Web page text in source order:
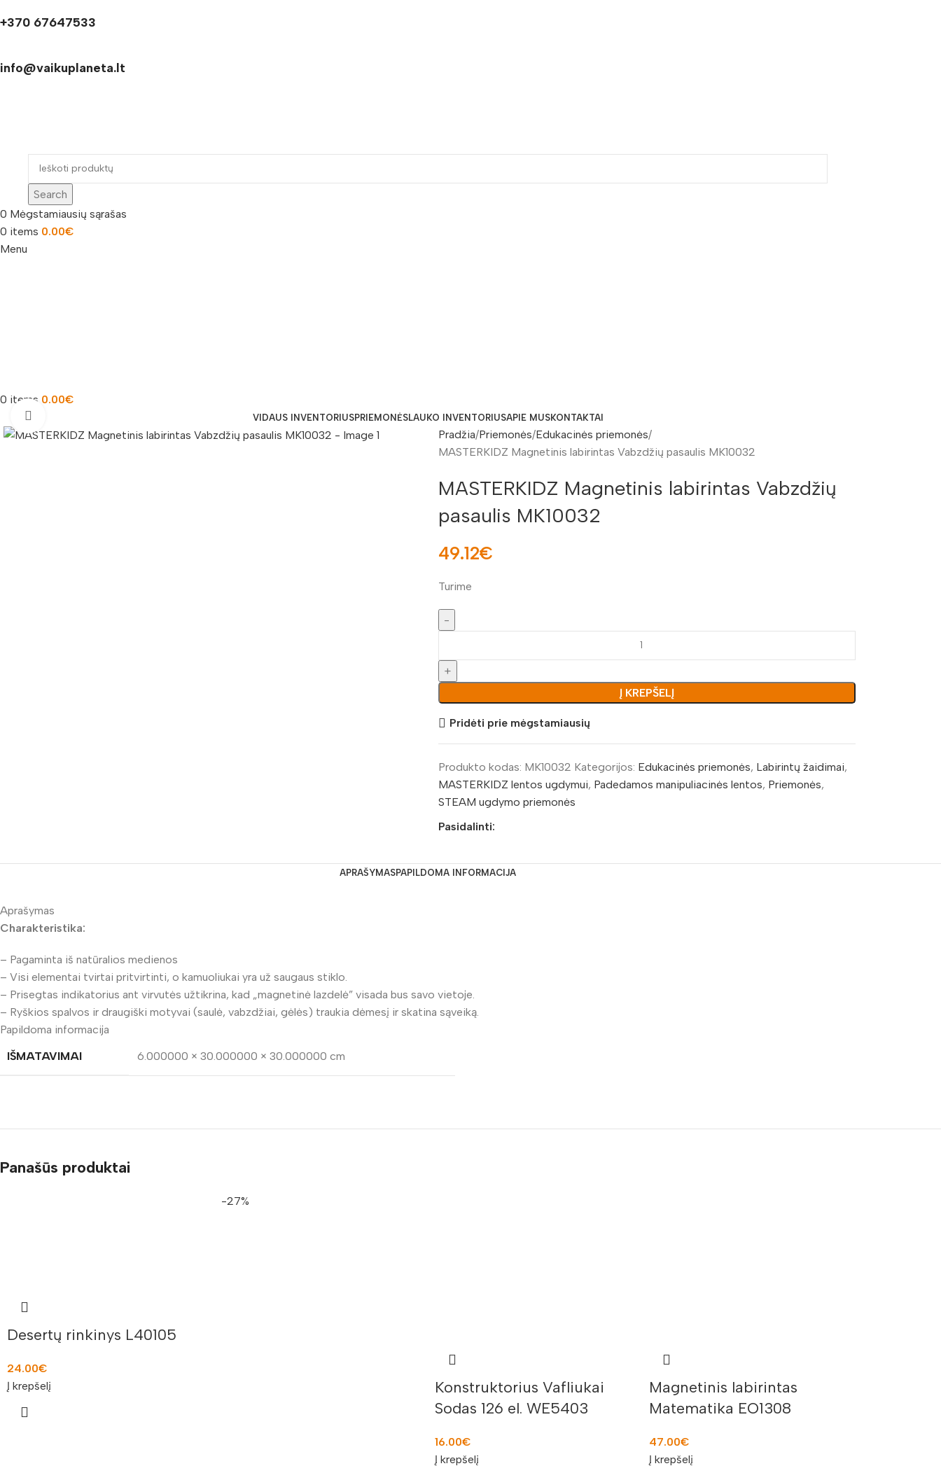
+370 67647533
info@vaikuplaneta.lt
Search
0 Mėgstamiausių sąrašas
0 items 0.00€
Menu
0 items 0.00€
VIDAUS INVENTORIUSPRIEMONĖSLAUKO INVENTORIUSAPIE MUSKONTAKTAI
Pradžia Priemonės Edukacinės priemonės
MASTERKIDZ Magnetinis labirintas Vabzdžių pasaulis MK10032
MASTERKIDZ Magnetinis labirintas Vabzdžių
pasaulis MK10032
49.12€
Turime
Į KREPŠELĮ
Pridėti prie mėgstamiausių
Produkto kodas: MK10032 Kategorijos: Edukacinės priemonės, Labirintų žaidimai,
MASTERKIDZ lentos ugdymui, Padedamos manipuliacinės lentos, Priemonės,
STEAM ugdymo priemonės
Pasidalinti:
APRAŠYMASPAPILDOMA INFORMACIJA
Aprašymas
Charakteristika:
– Pagaminta iš natūralios medienos
– Visi elementai tvirtai pritvirtinti, o kamuoliukai yra už saugaus stiklo.
– Prisegtas indikatorius ant virvutės užtikrina, kad „magnetinė lazdelė” visada bus savo vietoje.
– Ryškios spalvos ir draugiški motyvai (saulė, vabzdžiai, gėlės) traukia dėmesį ir skatina sąveiką.
Papildoma informacija
IŠMATAVIMAI
6.000000 × 30.000000 × 30.000000 cm
Panašūs produktai
Desertų rinkinys L40105
24.00€
Į krepšelį
-27%
Konstruktorius Vafliukai
Sodas 126 el. WE5403
16.00€
Į krepšelį
Magnetinis labirintas
Matematika EO1308
47.00€
Į krepšelį